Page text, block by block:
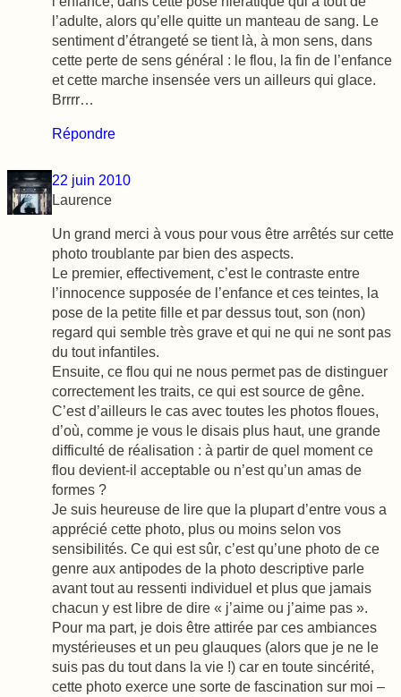
l’adulte, alors qu’elle quitte un manteau de sang. Le
sentiment d’étrangeté se tient là, à mon sens, dans
cette perte de sens général : le flou, la fin de l’enfance
et cette marche insensée vers un ailleurs qui glace.
Brrrr…
Répondre
22 juin 2010
Laurence
Un grand merci à vous pour vous être arrêtés sur cette
photo troublante par bien des aspects.
Le premier, effectivement, c’est le contraste entre
l’innocence supposée de l’enfance et ces teintes, la
pose de la petite fille et par dessus tout, son (non)
regard qui semble très grave et qui ne qui ne sont pas
du tout infantiles.
Ensuite, ce flou qui ne nous permet pas de distinguer
correctement les traits, ce qui est source de gêne.
C’est d’ailleurs le cas avec toutes les photos floues,
d’où, comme je vous le disais plus haut, une grande
difficulté de réalisation : à partir de quel moment ce
flou devient-il acceptable ou n’est qu’un amas de
formes ?
Je suis heureuse de lire que la plupart d’entre vous a
apprécié cette photo, plus ou moins selon vos
sensibilités. Ce qui est sûr, c’est qu’une photo de ce
genre aux antipodes de la photo descriptive parle
avant tout au ressenti individuel et plus que jamais
chacun y est libre de dire « j’aime ou j’aime pas ».
Pour ma part, je dois être attirée par ces ambiances
mystérieuses et un peu glauques (alors que je ne le
suis pas du tout dans la vie !) car en toute sincérité,
cette photo exerce une sorte de fascination sur moi –